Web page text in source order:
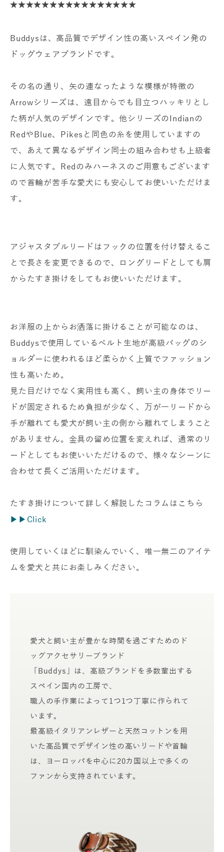
★★★★★★★★★★★★★★★★
Buddysは、高品質でデザイン性の高いスペイン発の
ドッグウェアブランドです。
その名の通り、矢の連なったような模様が特徴の
Arrowシリーズは、遠目からでも目立つハッキリとし
た柄が人気のデザインです。他シリーズのIndianの
RedやBlue、Pikesと同色の糸を使用していますの
で、あえて異なるデザイン同士の組み合わせも上級者
に人気です。Redのみハーネスのご用意もございます
ので首輪が苦手な愛犬にも安心してお使いいただけま
す。
アジャスタブルリードはフックの位置を付け替えるこ
とで長さを変更できるので、ロングリードとしても肩
からたすき掛けをしてもお使いいただけます。
お洋服の上からお洒落に掛けることが可能なのは、
Buddysで使用しているベルト生地が高級バッグのシ
ョルダーに使われるほど柔らかく上質でファッション
性も高いため。
見た目だけでなく実用性も高く、飼い主の身体でリー
ドが固定されるため負担が少なく、万が一リードから
手が離れても愛犬が飼い主の側から離れてしまうこと
がありません。金具の留め位置を変えれば、通常のリ
ードとしてもお使いいただけるので、様々なシーンに
合わせて長くご活用いただけます。
たすき掛けについて詳しく解説したコラムはこちら
▶︎▶︎Click
使用していくほどに馴染んでいく、唯一無二のアイテ
ムを愛犬と共にお楽しみください。
愛犬と飼い主が豊かな時間を過ごすためのド
ッグアクセサリーブランド
「Buddys」は、高級ブランドを多数輩出する
スペイン国内の工房で、
職人の手作業によって1つ1つ丁寧に作られて
います。
最高級イタリアンレザーと天然コットンを用
いた高品質でデザイン性の高いリードや首輪
は、ヨーロッパを中心に20カ国以上で多くの
ファンから支持されています。